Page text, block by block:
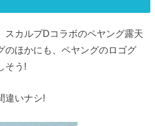
スカルプDコラボのペヤング露天
のほかにも、ペヤングのロゴグ
そう!
違いナシ!